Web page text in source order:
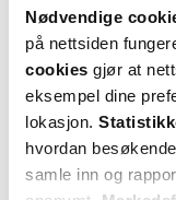
Nødvendige
på nettsiden
cookies gjør at
eksempel dine
lokasjon.
hvordan
samle inn og
Unødvendig hard
6 måneder siden
Ronny
Pumpen er alt for
med nedsatt